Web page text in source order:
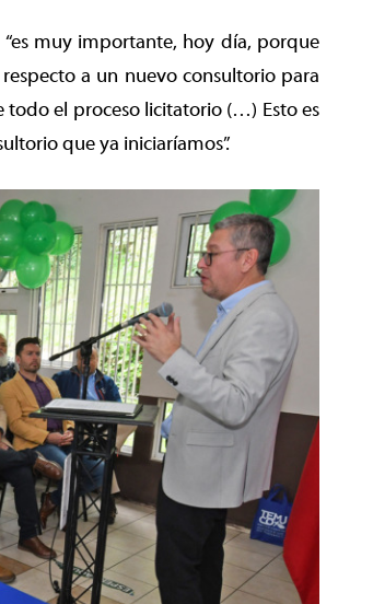
muy importante, hoy día, porque
a un nuevo consultorio para
todo el proceso licitatorio (…) Esto es
que ya iniciaríamos”.